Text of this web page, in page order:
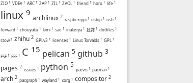
ZIO 1 VDEV 1 ARC 1 ZAP 1 ZIL 1 ZVOL 1 friend 1 horo 1 life 1
linux 9
archlinux 2 raspberrypi 1 usbip 1 usb 1
forward 1 chouyaku 1 kimi 1 sae 1 inakerya 1 聽譯 1 dotfiles 1
stow 1 zhihu 2 GPLv3 1 licenses 1 Linus Torvalds 1 GPL 1
FSF 1 EFF 1 C 15 pelican 5 github 3
pages 2 issues 1 python 5
pacvis 1 pacman 1
arch 2 pacgraph 1 wayland 1 xorg 1 compositor 2